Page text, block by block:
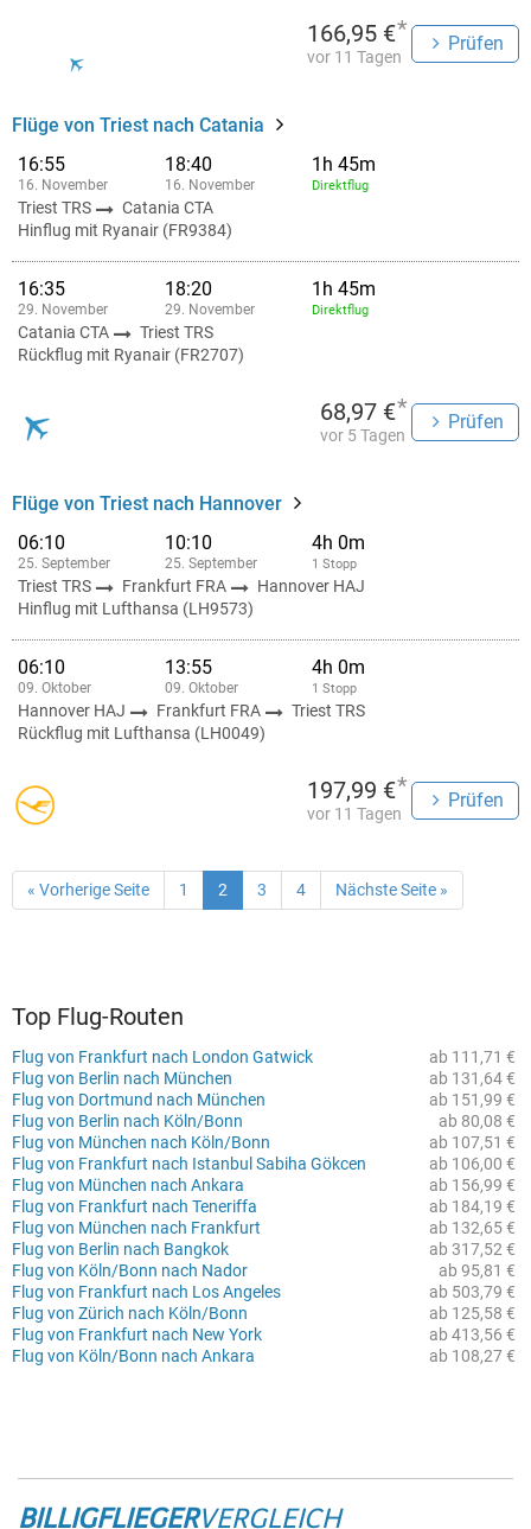
166,95 €*
vor 11 Tagen
Prüfen
Flüge von Triest nach Catania
16:55
16. November
18:40
16. November
1h 45m
Direktflug
Triest TRS
Catania CTA
Hinflug mit Ryanair (FR9384)
16:35
29. November
18:20
29. November
1h 45m
Direktflug
Catania CTA
Triest TRS
Rückflug mit Ryanair (FR2707)
68,97 €*
vor 5 Tagen
Prüfen
Flüge von Triest nach Hannover
06:10
25. September
10:10
25. September
4h 0m
1 Stopp
Triest TRS Frankfurt FRA
Hannover HAJ
Hinflug mit Lufthansa (LH9573)
06:10
09. Oktober
13:55
09. Oktober
4h 0m
1 Stopp
Hannover HAJ Frankfurt FRA
Triest TRS
Rückflug mit Lufthansa (LH0049)
197,99 €*
vor 11 Tagen
Prüfen
« Vorherige Seite 1 2 3 4 Nächste Seite »
Top Flug-Routen
ab 111,71 €
Flug von Frankfurt nach London Gatwick
ab 131,64 €
Flug von Berlin nach München
ab 151,99 €
Flug von Dortmund nach München
ab 80,08 €
Flug von Berlin nach Köln/Bonn
ab 107,51 €
Flug von München nach Köln/Bonn
ab 106,00 €
Flug von Frankfurt nach Istanbul Sabiha Gökcen
ab 156,99 €
Flug von München nach Ankara
ab 184,19 €
Flug von Frankfurt nach Teneriffa
ab 132,65 €
Flug von München nach Frankfurt
ab 317,52 €
Flug von Berlin nach Bangkok
ab 95,81 €
Flug von Köln/Bonn nach Nador
ab 503,79 €
Flug von Frankfurt nach Los Angeles
ab 125,58 €
Flug von Zürich nach Köln/Bonn
ab 413,56 €
Flug von Frankfurt nach New York
ab 108,27 €
Flug von Köln/Bonn nach Ankara
BILLIGFLIEGERVERGLEICH